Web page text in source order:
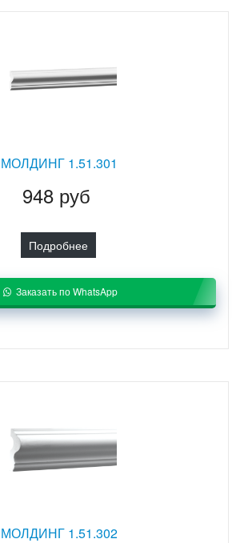
МОЛДИНГ 1.51.301
948 руб
Подробнее
Заказать по WhatsApp
МОЛДИНГ 1.51.302